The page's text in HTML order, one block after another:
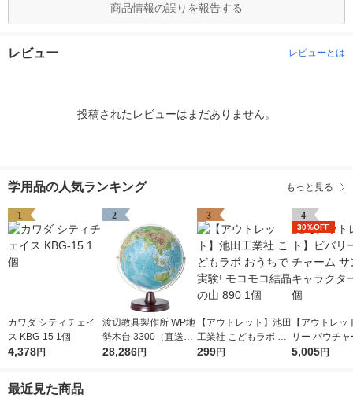
商品情報の誤りを報告する
レビュー レビューとは
投稿されたレビューはまだありません。
学用品の人気ランキング もっと見る
1
カワダ シティチェイ
ス KBG-15 1個
4,378円
2
渡辺教具製作所 WP地
勢木台 3300（直送
品）
28,286円
3
【アウトレット】池田
工業社 こどもラボ お
うちで実験! モコモコ
299円
4
30%OFF
【アウトレッ
リー パウチ
ンリオキャラ
5,005円
最近見た商品